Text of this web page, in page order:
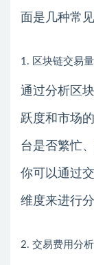
面是几种常
1. 区块链交易
通过分析区
跃度和市场
台是否繁忙
你可以通过
维度来进行分
2. 交易费用分析